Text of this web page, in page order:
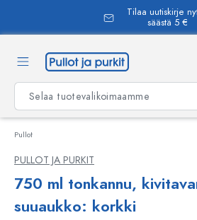
Tilaa uutiskirje
säästä 5 €
Pullot
PULLOT JA PURKIT
750 ml tonkannu,
suuaukko: korkki